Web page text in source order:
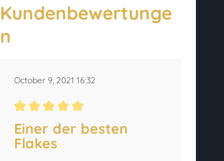
Kundenbewertunge
n
October 9, 2021 16:32
Durchschnittliche Bewertung von 5 von 5
Einer der besten
Flakes